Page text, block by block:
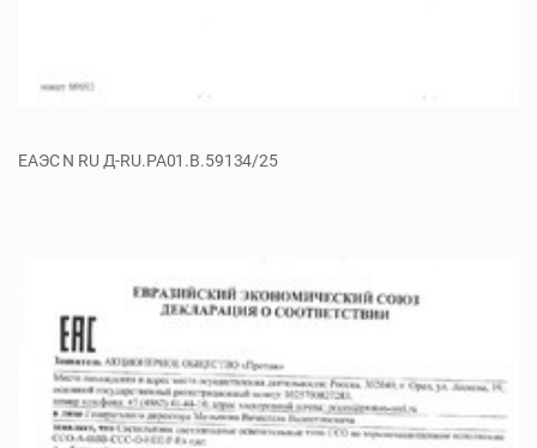
ЕАЭС N RU Д-RU.PA01.B.59134/25